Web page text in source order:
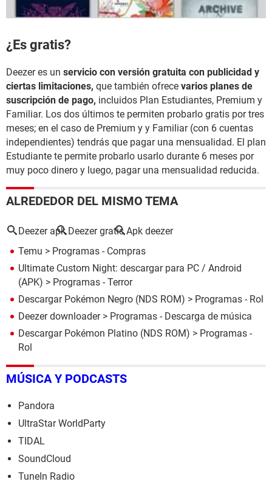
​​​​​​​¿Es gratis?
Deezer es un servicio con versión gratuita con publicidad y
ciertas limitaciones, que también ofrece varios planes de
suscripción de pago, incluidos Plan Estudiantes, Premium y
Familiar. Los dos últimos te permiten probarlo gratis por tres
meses; en el caso de Premium y y Familiar (con 6 cuentas
independientes) tendrás que pagar una mensualidad. El plan
Estudiante te permite probarlo usarlo durante 6 meses por
muy poco dinero y luego, pagar una mensualidad reducida.
ALREDEDOR DEL MISMO TEMA
Deezer apk Deezer gratis Apk deezer
Temu > Programas - Compras
Ultimate Custom Night: descargar para PC / Android
(APK) > Programas - Terror
Descargar Pokémon Negro (NDS ROM) > Programas - Rol
Deezer downloader> Programas - Descarga de música
Descargar Pokémon Platino (NDS ROM) > Programas -
Rol
MÚSICA Y PODCASTS
Pandora
UltraStar WorldParty
TIDAL
SoundCloud
TuneIn Radio